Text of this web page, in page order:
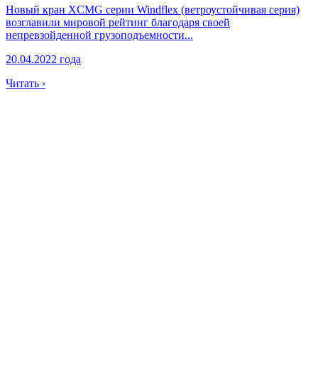
Новый кран XCMG серии Windflex (ветроустойчивая серия)
возглавили мировой рейтинг благодаря своей
непревзойденной грузоподъемности...
20.04.2022 года
Читать ›